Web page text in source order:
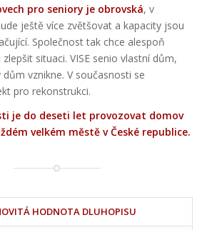
pro seniory je obrovská, v
ještě více zvětšovat a kapacity jsou
Společnost tak chce alespoň
situaci. VISE senio vlastní dům,
vznikne. V současnosti se
pro rekonstrukci.
je do deseti let provozovat domov
velkém městě v České republice.
HODNOTA DLUHOPISU